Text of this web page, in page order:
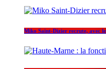
Miko Saint-Dizier recrute, avec